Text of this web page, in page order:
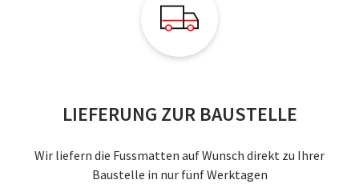
LIEFERUNG ZUR BAUSTELLE
Wir liefern die Fussmatten auf Wunsch direkt zu Ihrer
Baustelle in nur fünf Werktagen